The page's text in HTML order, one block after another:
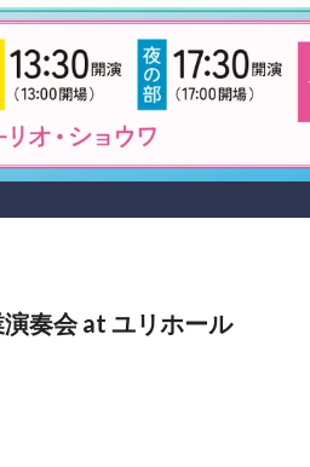
奏会 at ユリホール